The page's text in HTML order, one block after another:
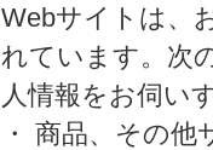
Webサイトは、
れています。次
人情報をお伺い
・ 商品、その